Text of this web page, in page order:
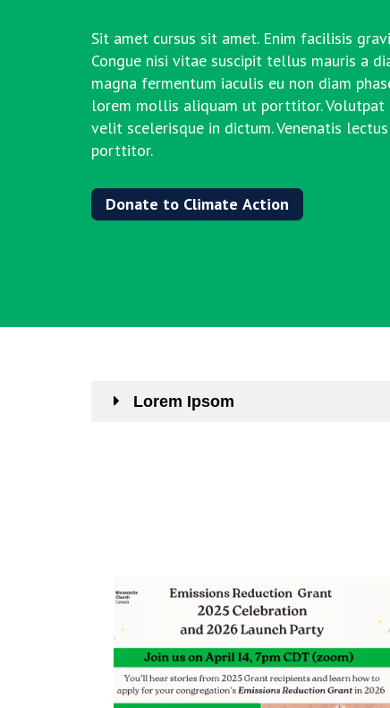
Sit amet cursus sit amet. Enim facilisis
Congue nisi vitae suscipit tellus mauris a
magna fermentum iaculis eu non diam
lorem mollis aliquam ut porttitor.
velit scelerisque in dictum. Venenatis
porttitor.
Donate to Climate Action
Lorem Ipsom